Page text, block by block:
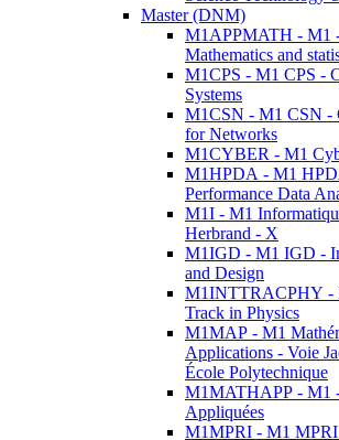
Master (DNM)
M1APPMATH - M1
Mathematics and
M1CPS - M1 CPS -
Systems
M1CSN - M1 CSN -
for Networks
M1CYBER - M1
M1HPDA - M1
Performance Data
M1I - M1
Herbrand - X
M1IGD - M1 IGD -
and Design
M1INTTRACPHY -
Track in Physics
M1MAP - M1
Applications - Voie
École Polytechnique
M1MATHAPP - M1
Appliquées
M1MPRI - M1 MPRI